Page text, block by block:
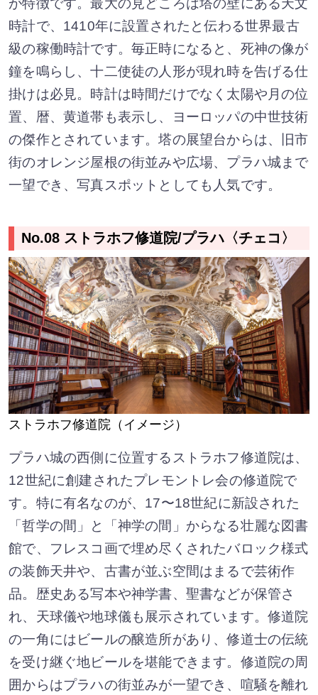
が特徴です。最大の見どころは塔の壁にある天文
時計で、1410年に設置されたと伝わる世界最古
級の稼働時計です。毎正時になると、死神の像が
鐘を鳴らし、十二使徒の人形が現れ時を告げる仕
掛けは必見。時計は時間だけでなく太陽や月の位
置、暦、黄道帯も表示し、ヨーロッパの中世技術
の傑作とされています。塔の展望台からは、旧市
街のオレンジ屋根の街並みや広場、プラハ城まで
一望でき、写真スポットとしても人気です。
No.08 ストラホフ修道院/プラハ〈チェコ〉
ストラホフ修道院（イメージ）
プラハ城の西側に位置するストラホフ修道院は、
12世紀に創建されたプレモントレ会の修道院で
す。特に有名なのが、17〜18世紀に新設された
「哲学の間」と「神学の間」からなる壮麗な図書
館で、フレスコ画で埋め尽くされたバロック様式
の装飾天井や、古書が並ぶ空間はまるで芸術作
品。歴史ある写本や神学書、聖書などが保管さ
れ、天球儀や地球儀も展示されています。修道院
の一角にはビールの醸造所があり、修道士の伝統
を受け継ぐ地ビールを堪能できます。修道院の周
囲からはプラハの街並みが一望でき、喧騒を離れ